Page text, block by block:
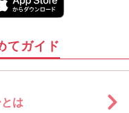
てガイド
は